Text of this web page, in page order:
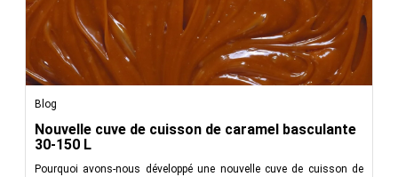
Blog
Nouvelle cuve de cuisson de caramel basculante
30-150 L
Pourquoi avons-nous développé une nouvelle cuve de cuisson de